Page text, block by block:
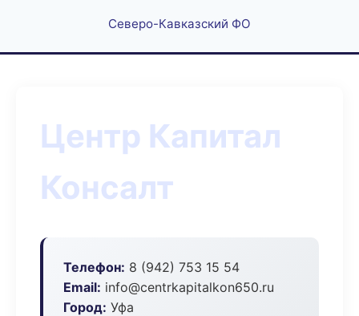
Северо-Кавказский ФО
Центр Капитал
Консалт
Телефон: 8 (942) 753 15 54
Email: info@centrkapitalkon650.ru
Город: Уфа